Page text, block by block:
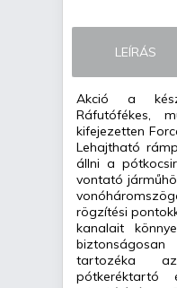
LEÍRÁS
Akció a
Ráfutófékes,
kifejezetten
Lehajtható
állni a
vontató
rögzítési
kanalait
tartozéka